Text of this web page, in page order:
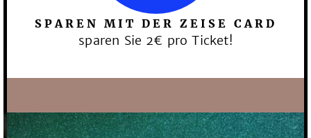
SPAREN MIT DER ZEISE CARD
sparen Sie 2€ pro Ticket!